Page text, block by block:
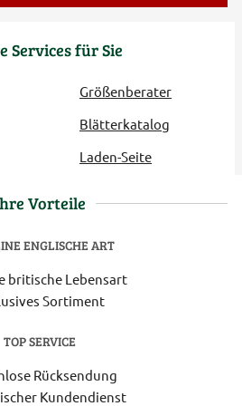
Services für Sie
Größenberater
Blätterkatalog
Laden-Seite
Vorteile
ENGLISCHE ART
britische Lebensart
Sortiment
TOP SERVICE
Rücksendung
Kundendienst